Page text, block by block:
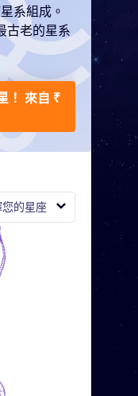
您的星座
系組成。
古老的星系
！ 來自 ₹